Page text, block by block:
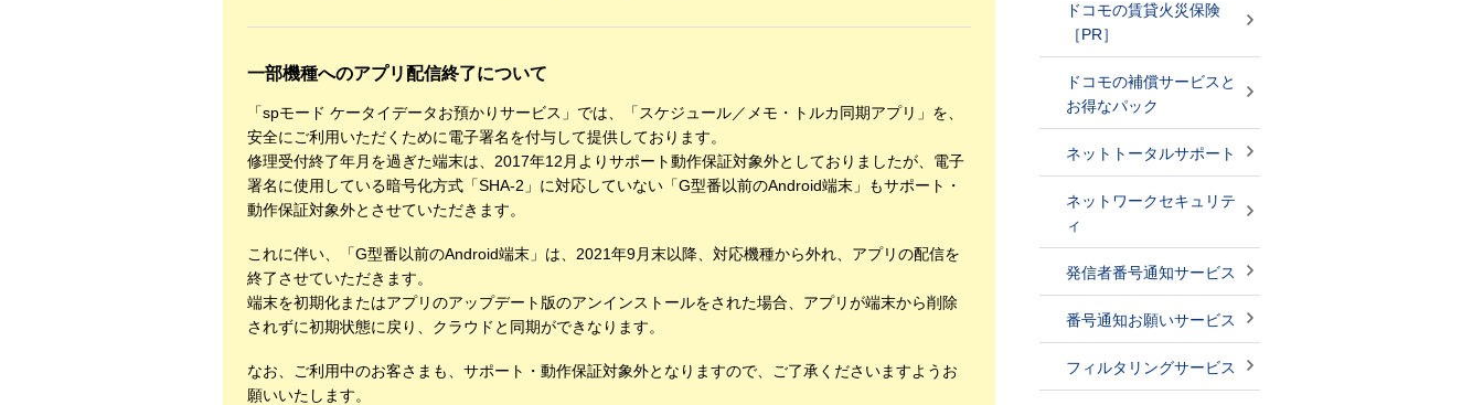
一部機種へのアプリ配信終了について
「spモード ケータイデータお預かりサービス」では、「スケジュール／メモ・トルカ同期アプリ」を、
安全にご利用いただくために電子署名を付与して提供しております。
修理受付終了年月を過ぎた端末は、2017年12月よりサポート動作保証対象外としておりましたが、電子
署名に使用している暗号化方式「SHA-2」に対応していない「G型番以前のAndroid端末」もサポート・
動作保証対象外とさせていただきます。
これに伴い、「G型番以前のAndroid端末」は、2021年9月末以降、対応機種から外れ、アプリの配信を
終了させていただきます。
端末を初期化またはアプリのアップデート版のアンインストールをされた場合、アプリが端末から削除
されずに初期状態に戻り、クラウドと同期ができなります。
なお、ご利用中のお客さまも、サポート・動作保証対象外となりますので、ご了承くださいますようお
願いいたします。
ドコモの賃貸火災保険
［PR］
ドコモの補償サービスと
お得なパック
ネットトータルサポート
ネットワークセキュリテ
ィ
発信者番号通知サービス
番号通知お願いサービス
フィルタリングサービス